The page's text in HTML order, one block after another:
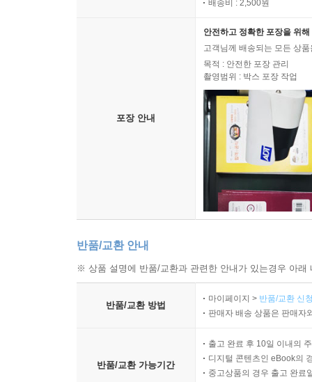
배송비 : 2,500원
포장 안내
안전하고 정확한 포장을 위
고객님께 배송되는 모든 상
목적 : 안전한 포장 관리
촬영범위 : 박스 포장 작업
반품/교환 안내
※ 상품 설명에 반품/교환과 관련한 안내가 있는경우 아
반품/교환 방법
마이페이지 > 반품/교환 신
판매자 배송 상품은 판매자
반품/교환 가능기간
출고 완료 후 10일 이내의
디지털 콘텐츠인 eBook의
중고상품의 경우 출고 완료